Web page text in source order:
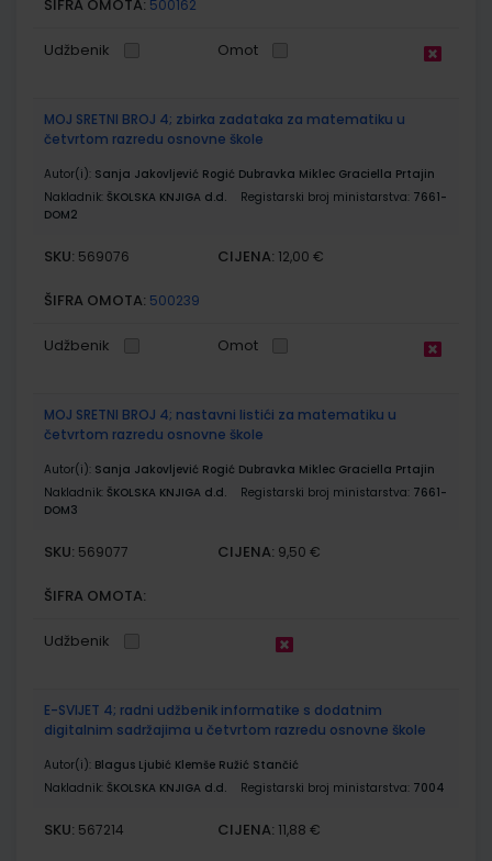
ŠIFRA OMOTA: 500162
Udžbenik Omot
MOJ SRETNI BROJ 4; zbirka zadataka za matematiku u
četvrtom razredu osnovne škole
Autor(i): Sanja Jakovljević Rogić Dubravka Miklec Graciella Prtajin
Nakladnik: ŠKOLSKA KNJIGA d.d. Registarski broj ministarstva: 7661-
DOM2
SKU: 569076 CIJENA: 12,00 €
ŠIFRA OMOTA: 500239
Udžbenik Omot
MOJ SRETNI BROJ 4; nastavni listići za matematiku u
četvrtom razredu osnovne škole
Autor(i): Sanja Jakovljević Rogić Dubravka Miklec Graciella Prtajin
Nakladnik: ŠKOLSKA KNJIGA d.d. Registarski broj ministarstva: 7661-
DOM3
SKU: 569077 CIJENA: 9,50 €
ŠIFRA OMOTA:
Udžbenik
E-SVIJET 4; radni udžbenik informatike s dodatnim
digitalnim sadržajima u četvrtom razredu osnovne škole
Autor(i): Blagus Ljubić Klemše Ružić Stančić
Nakladnik: ŠKOLSKA KNJIGA d.d. Registarski broj ministarstva: 7004
SKU: 567214 CIJENA: 11,88 €